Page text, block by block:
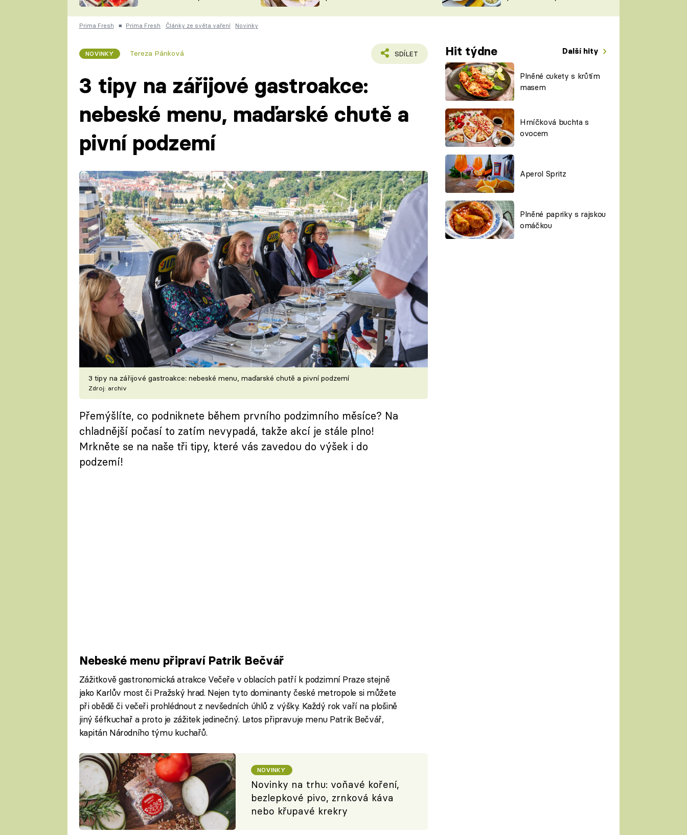
ČESKO NA TALÍŘI
KUCHAŘKA
VYCHYTÁVKY
ŠÉFREDAKTORKY
ČASOPIS
Prima Fresh ■ Prima Fresh Články ze světa vaření Novinky
NOVINKY Tereza Pánková SDÍLET Hit týdne Další hity
Plněné cukety s krůtím
masem
Hrníčková buchta s
ovocem
Aperol Spritz
Plněné papriky s rajskou
omáčkou
3 tipy na zářijové gastroakce:
nebeské menu, maďarské chutě a
pivní podzemí
3 tipy na zářijové gastroakce: nebeské menu, maďarské chutě a pivní podzemí
Zdroj: archiv
Přemýšlíte, co podniknete během prvního podzimního měsíce? Na
chladnější počasí to zatím nevypadá, takže akcí je stále plno!
Mrkněte se na naše tři tipy, které vás zavedou do výšek i do
podzemí!
Nebeské menu připraví Patrik Bečvář
Zážitkově gastronomická atrakce Večeře v oblacích patří k podzimní Praze stejně
jako Karlův most či Pražský hrad. Nejen tyto dominanty české metropole si můžete
při obědě či večeři prohlédnout z nevšedních úhlů z výšky. Každý rok vaří na plošině
jiný šéfkuchař a proto je zážitek jedinečný. Letos připravuje menu Patrik Bečvář,
kapitán Národního týmu kuchařů.
NOVINKY
Novinky na trhu: voňavé koření,
bezlepkové pivo, zrnková káva
nebo křupavé krekry